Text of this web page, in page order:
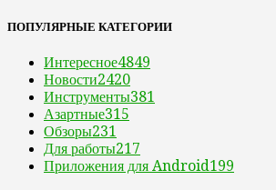
ПОПУЛЯРНЫЕ КАТЕГОРИИ
Интересное4849
Новости2420
Инструменты381
Азартные315
Обзоры231
Для работы217
Приложения для Android199